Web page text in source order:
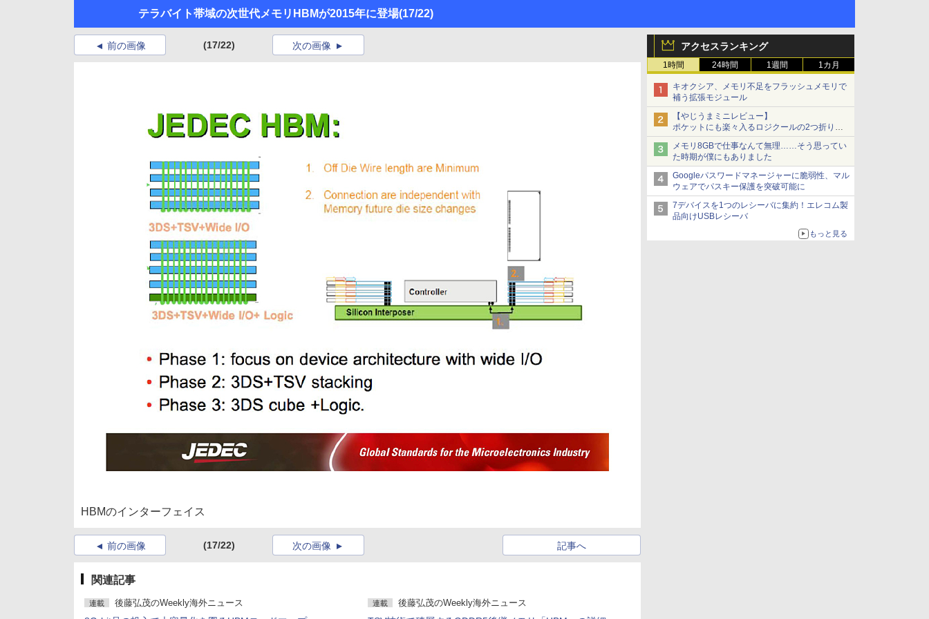
テラバイト帯域の次世代メモリHBMが2015年に登場(17/22)
アクセスランキング
1時間 24時間 1週間 1カ月
キオクシア、メモリ不足をフラッシュメモリで
補う拡張モジュール
【やじうまミニレビュー】
ポケットにも楽々入るロジクールの2つ折りマ
ウス「Mobi Fold」。その気になるギミックと
は？
メモリ8GBで仕事なんて無理……そう思ってい
た時期が僕にもありました
Googleパスワードマネージャーに脆弱性、マル
ウェアでパスキー保護を突破可能に
7デバイスを1つのレシーバに集約！エレコム製
品向けUSBレシーバ
もっと見る
前の画像 (17/22) 次の画像
HBMのインターフェイス
前の画像 (17/22) 記事へ
次の画像
関連記事
連載 後藤弘茂のWeekly海外ニュース 連載 後藤弘茂のWeekly海外ニュース